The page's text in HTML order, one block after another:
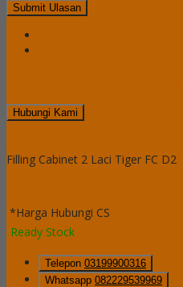
Hubungi Kami
Filling Cabinet 2 Laci Tiger FC D2
*Harga Hubungi CS
Ready Stock
Telepon 03199900316
Whatsapp 082229539969